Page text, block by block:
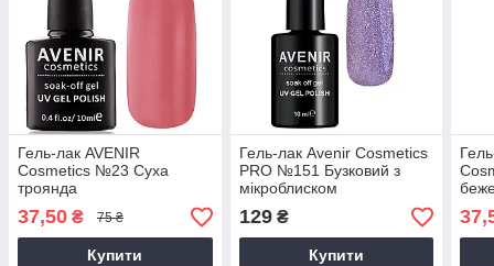
Гель-лак AVENIR
Cosmetics №23 Суха
троянда
37,50 ₴ 75 ₴
Купити
Гель-лак Avenir Cosmetics
PRO №151 Бузковий з
мікроблиском
129₴
Купити